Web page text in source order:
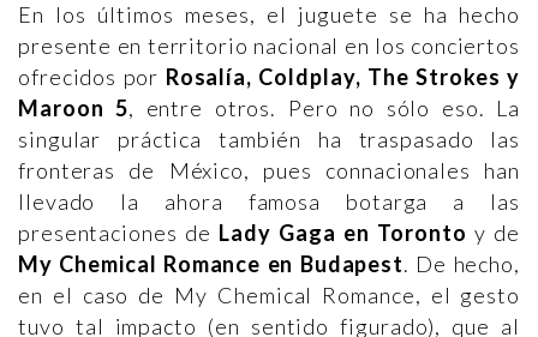
En los últimos meses, el juguete se ha hecho
presente en territorio nacional en los conciertos
ofrecidos por Rosalía, Coldplay, The Strokes y
Maroon 5, entre otros. Pero no sólo eso. La
singular práctica también ha traspasado las
fronteras de México, pues connacionales han
llevado la ahora famosa botarga a las
presentaciones de Lady Gaga en Toronto y de
My Chemical Romance en Budapest. De hecho,
en el caso de My Chemical Romance, el gesto
tuvo tal impacto (en sentido figurado), que al